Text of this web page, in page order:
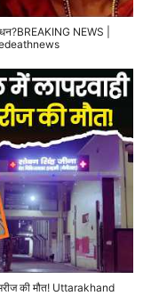
NEWS |
मरीज की मौत! Uttarakhand